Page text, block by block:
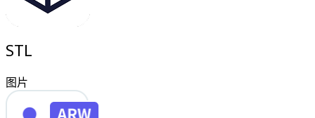
STL
图片